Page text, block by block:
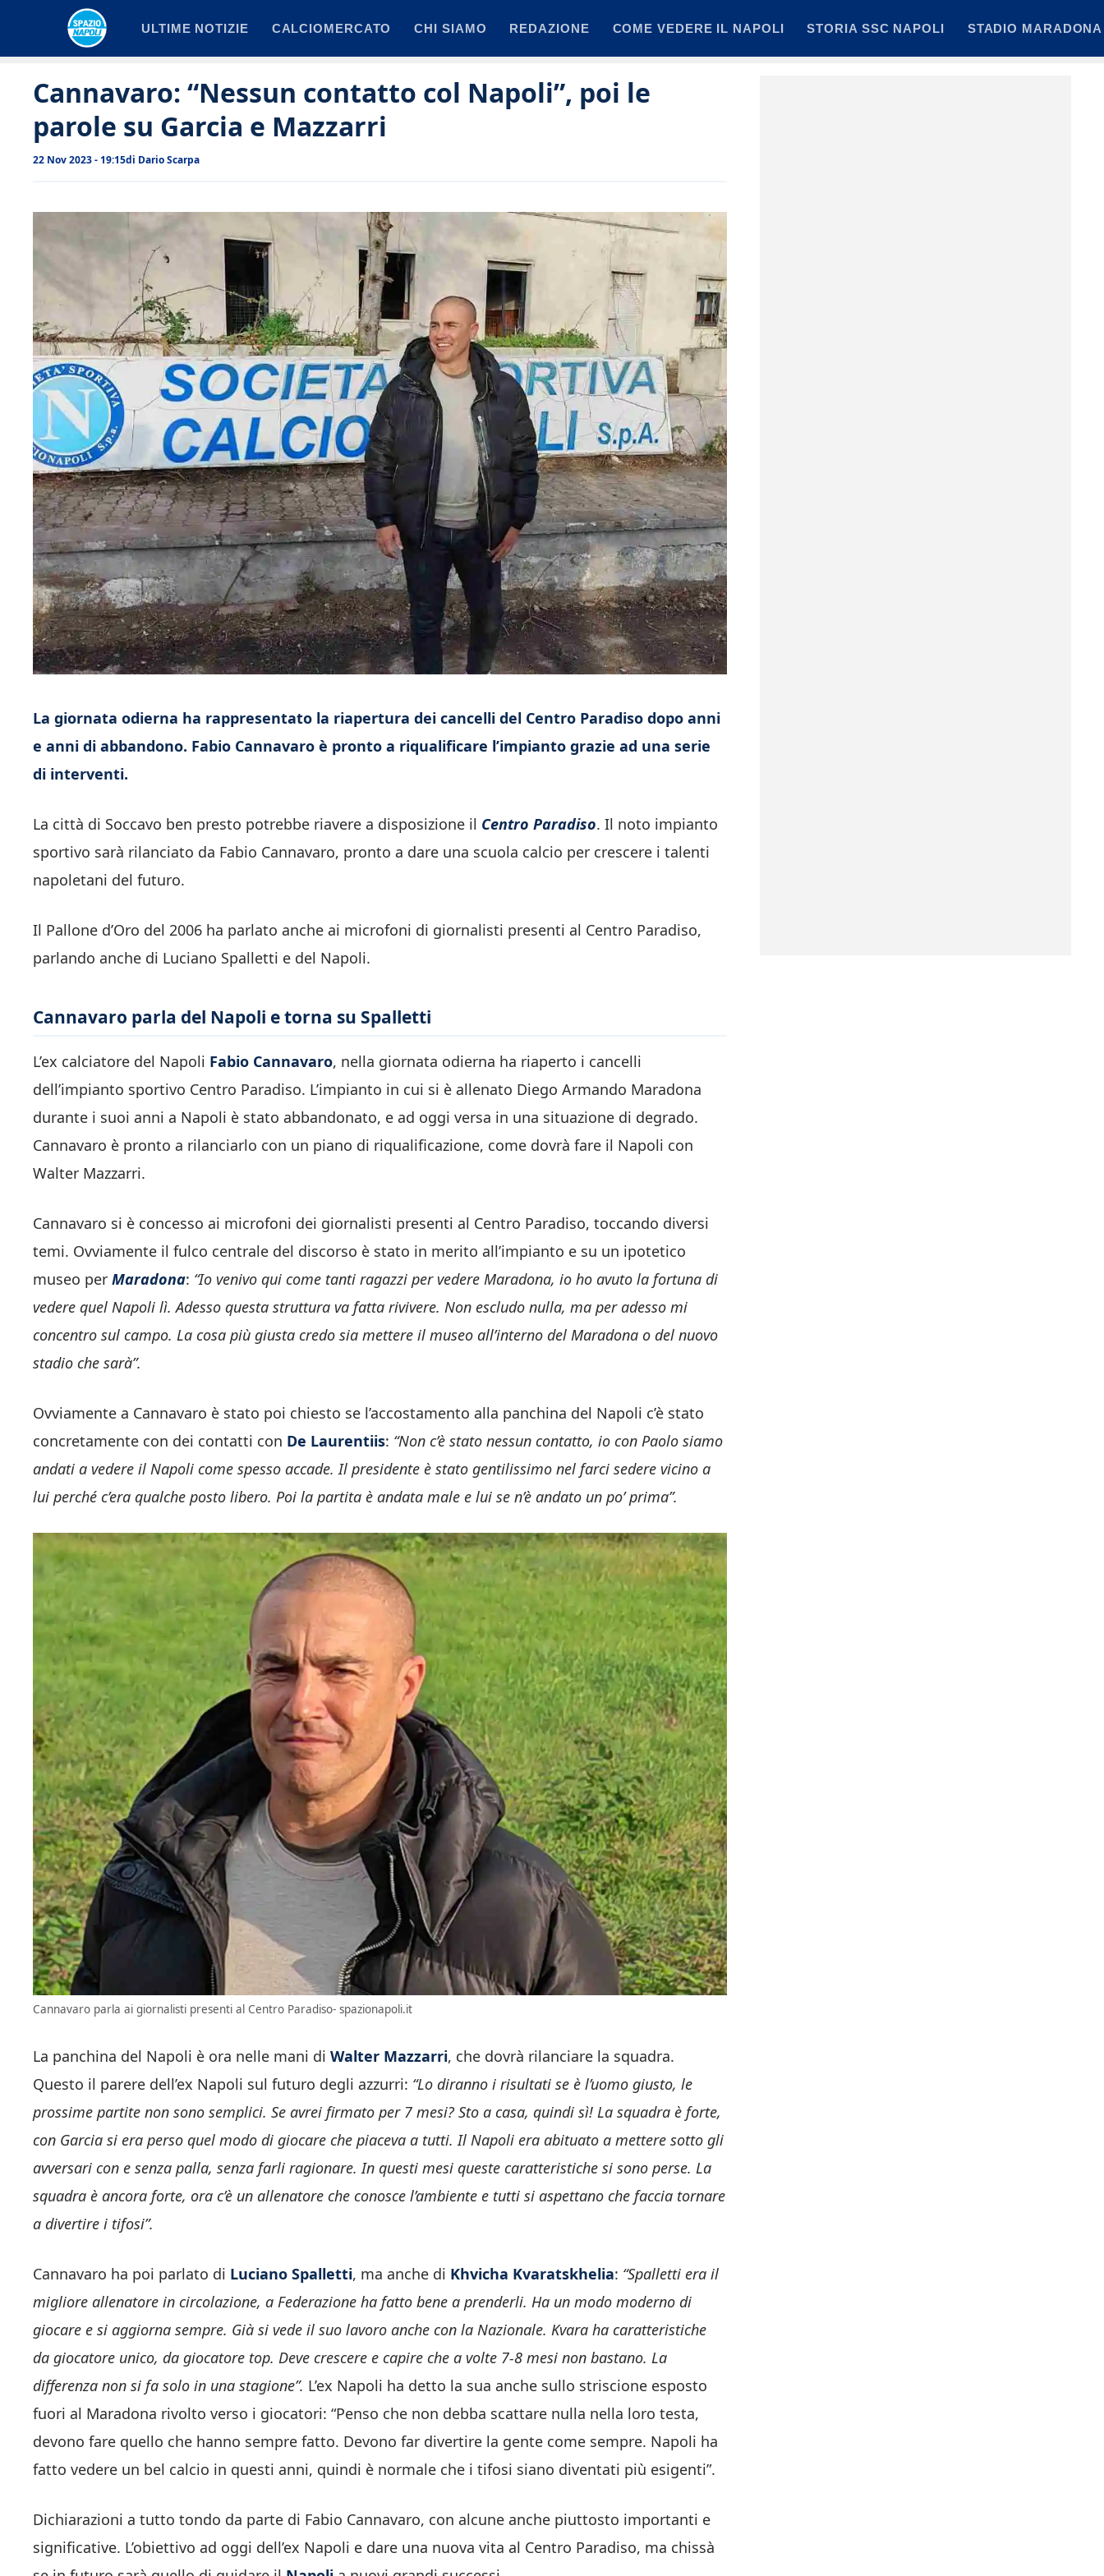
ULTIME NOTIZIE CALCIOMERCATO CHI SIAMO REDAZIONE COME VEDERE IL NAPOLI STORIA SSC NAPOLI STADIO MARADONA
Cannavaro: “Nessun contatto col Napoli”, poi le
parole su Garcia e Mazzarri
22 Nov 2023 - 19:15di Dario Scarpa
La giornata odierna ha rappresentato la riapertura dei cancelli del Centro Paradiso dopo anni
e anni di abbandono. Fabio Cannavaro è pronto a riqualificare l’impianto grazie ad una serie
di interventi.
La città di Soccavo ben presto potrebbe riavere a disposizione il Centro Paradiso. Il noto impianto
sportivo sarà rilanciato da Fabio Cannavaro, pronto a dare una scuola calcio per crescere i talenti
napoletani del futuro.
Il Pallone d’Oro del 2006 ha parlato anche ai microfoni di giornalisti presenti al Centro Paradiso,
parlando anche di Luciano Spalletti e del Napoli.
Cannavaro parla del Napoli e torna su Spalletti
L’ex calciatore del Napoli Fabio Cannavaro, nella giornata odierna ha riaperto i cancelli
dell’impianto sportivo Centro Paradiso. L’impianto in cui si è allenato Diego Armando Maradona
durante i suoi anni a Napoli è stato abbandonato, e ad oggi versa in una situazione di degrado.
Cannavaro è pronto a rilanciarlo con un piano di riqualificazione, come dovrà fare il Napoli con
Walter Mazzarri.
Cannavaro si è concesso ai microfoni dei giornalisti presenti al Centro Paradiso, toccando diversi
temi. Ovviamente il fulco centrale del discorso è stato in merito all’impianto e su un ipotetico
museo per Maradona: “Io venivo qui come tanti ragazzi per vedere Maradona, io ho avuto la fortuna di
vedere quel Napoli lì. Adesso questa struttura va fatta rivivere. Non escludo nulla, ma per adesso mi
concentro sul campo. La cosa più giusta credo sia mettere il museo all’interno del Maradona o del nuovo
stadio che sarà”.
Ovviamente a Cannavaro è stato poi chiesto se l’accostamento alla panchina del Napoli c’è stato
concretamente con dei contatti con De Laurentiis: “Non c’è stato nessun contatto, io con Paolo siamo
andati a vedere il Napoli come spesso accade. Il presidente è stato gentilissimo nel farci sedere vicino a
lui perché c’era qualche posto libero. Poi la partita è andata male e lui se n’è andato un po’ prima”.
Cannavaro parla ai giornalisti presenti al Centro Paradiso- spazionapoli.it
La panchina del Napoli è ora nelle mani di Walter Mazzarri, che dovrà rilanciare la squadra.
Questo il parere dell’ex Napoli sul futuro degli azzurri: “Lo diranno i risultati se è l’uomo giusto, le
prossime partite non sono semplici. Se avrei firmato per 7 mesi? Sto a casa, quindi sì! La squadra è forte,
con Garcia si era perso quel modo di giocare che piaceva a tutti. Il Napoli era abituato a mettere sotto gli
avversari con e senza palla, senza farli ragionare. In questi mesi queste caratteristiche si sono perse. La
squadra è ancora forte, ora c’è un allenatore che conosce l’ambiente e tutti si aspettano che faccia tornare
a divertire i tifosi”.
Cannavaro ha poi parlato di Luciano Spalletti, ma anche di Khvicha Kvaratskhelia: “Spalletti era il
migliore allenatore in circolazione, a Federazione ha fatto bene a prenderli. Ha un modo moderno di
giocare e si aggiorna sempre. Già si vede il suo lavoro anche con la Nazionale. Kvara ha caratteristiche
da giocatore unico, da giocatore top. Deve crescere e capire che a volte 7-8 mesi non bastano. La
differenza non si fa solo in una stagione”. L’ex Napoli ha detto la sua anche sullo striscione esposto
fuori al Maradona rivolto verso i giocatori: “Penso che non debba scattare nulla nella loro testa,
devono fare quello che hanno sempre fatto. Devono far divertire la gente come sempre. Napoli ha
fatto vedere un bel calcio in questi anni, quindi è normale che i tifosi siano diventati più esigenti”.
Dichiarazioni a tutto tondo da parte di Fabio Cannavaro, con alcune anche piuttosto importanti e
significative. L’obiettivo ad oggi dell’ex Napoli e dare una nuova vita al Centro Paradiso, ma chissà